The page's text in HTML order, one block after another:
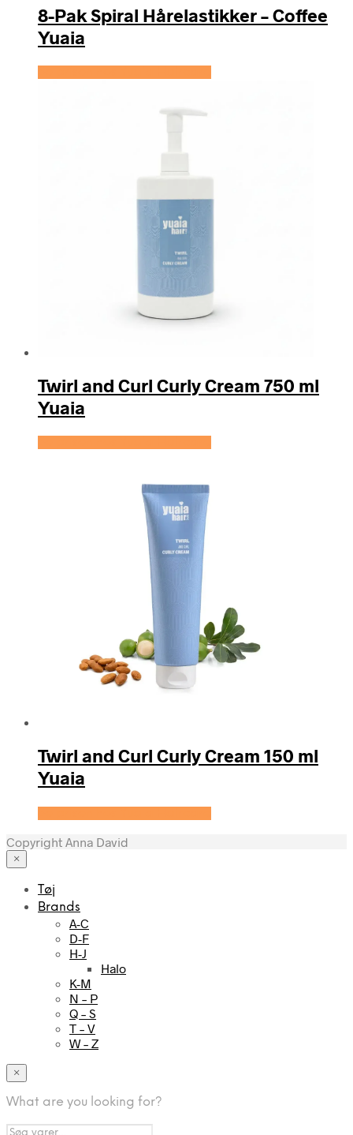
8-Pak Spiral Hårelastikker – Coffee
Yuaia
Twirl and Curl Curly Cream 750 ml
Yuaia
Twirl and Curl Curly Cream 150 ml
Yuaia
Copyright Anna David
×
Tøj
Brands
A-C
D-F
H-J
Halo
K-M
N – P
Q – S
T – V
W – Z
×
What are you looking for?